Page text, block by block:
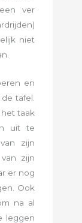
ver
niet
en
tafel.
taak
uit te
zijn
zijn
er nog
Ook
na al
leggen